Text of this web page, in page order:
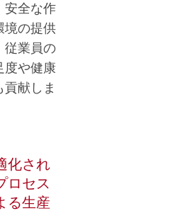
安全な作
境の提供
従業員の
度や健康
貢献しま
化され
ロセス
る生産